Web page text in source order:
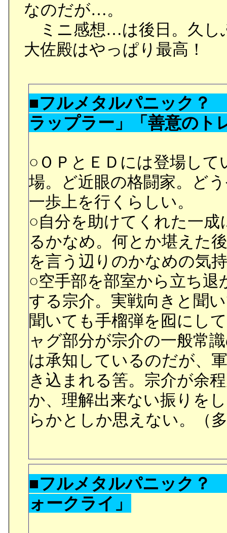
上のものと同じ風でした
○九十九里浜をバイクで
■ハチマキの退院の手続
ナベ。病室で見たものは
つき、病室の外に出てし
○実は既に焼き餅を焼く
んですね。ちょっと意外
■リュシーを付き合って
は、カップルに写真を撮
ノノのことを想像してし
○Moon煎餅っていうおみ
Candy、Aporo Cheese
■病院から姿を消したロ
した頃、ハチマキは退院
乗り込もうとした時、彼
言ったことに、何も言え
く。都市を出て、静かの
なのだが…。
ミニ感想…は後日。久し
大佐殿はやっぱり最高！
■フルメタルパニック？
ラップラー」「善意のト
○ＯＰとＥＤには登場し
場。ど近眼の格闘家。ど
一歩上を行くらしい。
○自分を助けてくれた一
るかなめ。何とか堪えた
を言う辺りのかなめの気
○空手部を部室から立ち
する宗介。実戦向きと聞
聞いても手榴弾を囮にし
ャグ部分が宗介の一般常
は承知しているのだが、
き込まれる筈。宗介が余
か、理解出来ない振りを
らかとしか思えない。（
■フルメタルパニック？
ォークライ」